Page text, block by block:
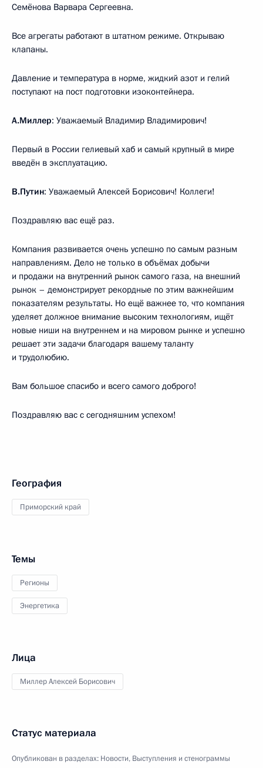
Семёнова Варвара Сергеевна.
Все агрегаты работают в штатном режиме. Открываю
клапаны.
Давление и температура в норме, жидкий азот и гелий
поступают на пост подготовки изоконтейнера.
А.Миллер: Уважаемый Владимир Владимирович!
Первый в России гелиевый хаб и самый крупный в мире
введён в эксплуатацию.
В.Путин: Уважаемый Алексей Борисович! Коллеги!
Поздравляю вас ещё раз.
Компания развивается очень успешно по самым разным
направлениям. Дело не только в объёмах добычи
и продажи на внутренний рынок самого газа, на внешний
рынок – демонстрирует рекордные по этим важнейшим
показателям результаты. Но ещё важнее то, что компания
уделяет должное внимание высоким технологиям, ищёт
новые ниши на внутреннем и на мировом рынке и успешно
решает эти задачи благодаря вашему таланту
и трудолюбию.
Вам большое спасибо и всего самого доброго!
Поздравляю вас с сегодняшним успехом!
География
Приморский край
Темы
Регионы
Энергетика
Лица
Миллер Алексей Борисович
Статус материала
Опубликован в разделах: Новости, Выступления и стенограммы